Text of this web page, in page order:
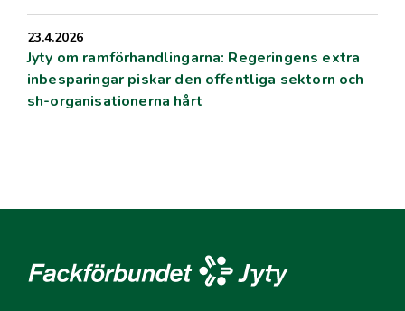
23.4.2026
Jyty om ramförhandlingarna: Regeringens extra
inbesparingar piskar den offentliga sektorn och
sh-organisationerna hårt